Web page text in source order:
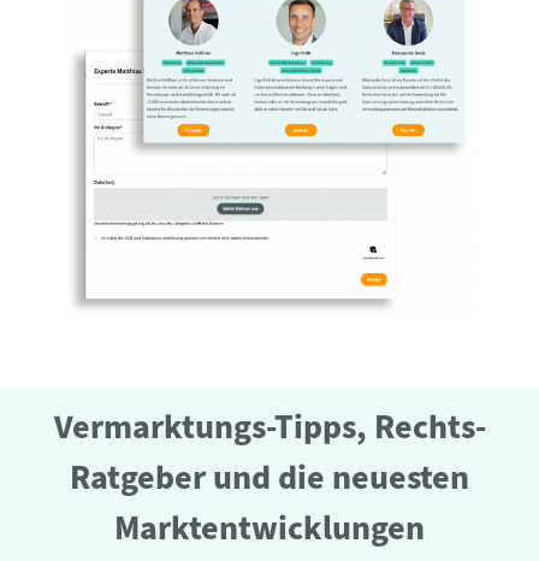
Vermarktungs-Tipps, Rechts-
Ratgeber und die neuesten
Marktentwicklungen